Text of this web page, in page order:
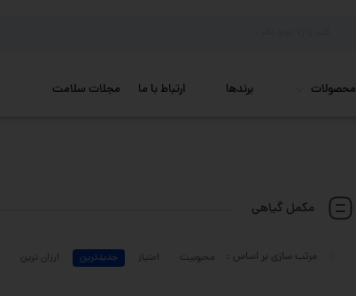
محصولات برندها ارتباط با ما مجلات سلامت
مکمل گیاهی
محبوبیت امتیاز جدیدترین ارزان ترین